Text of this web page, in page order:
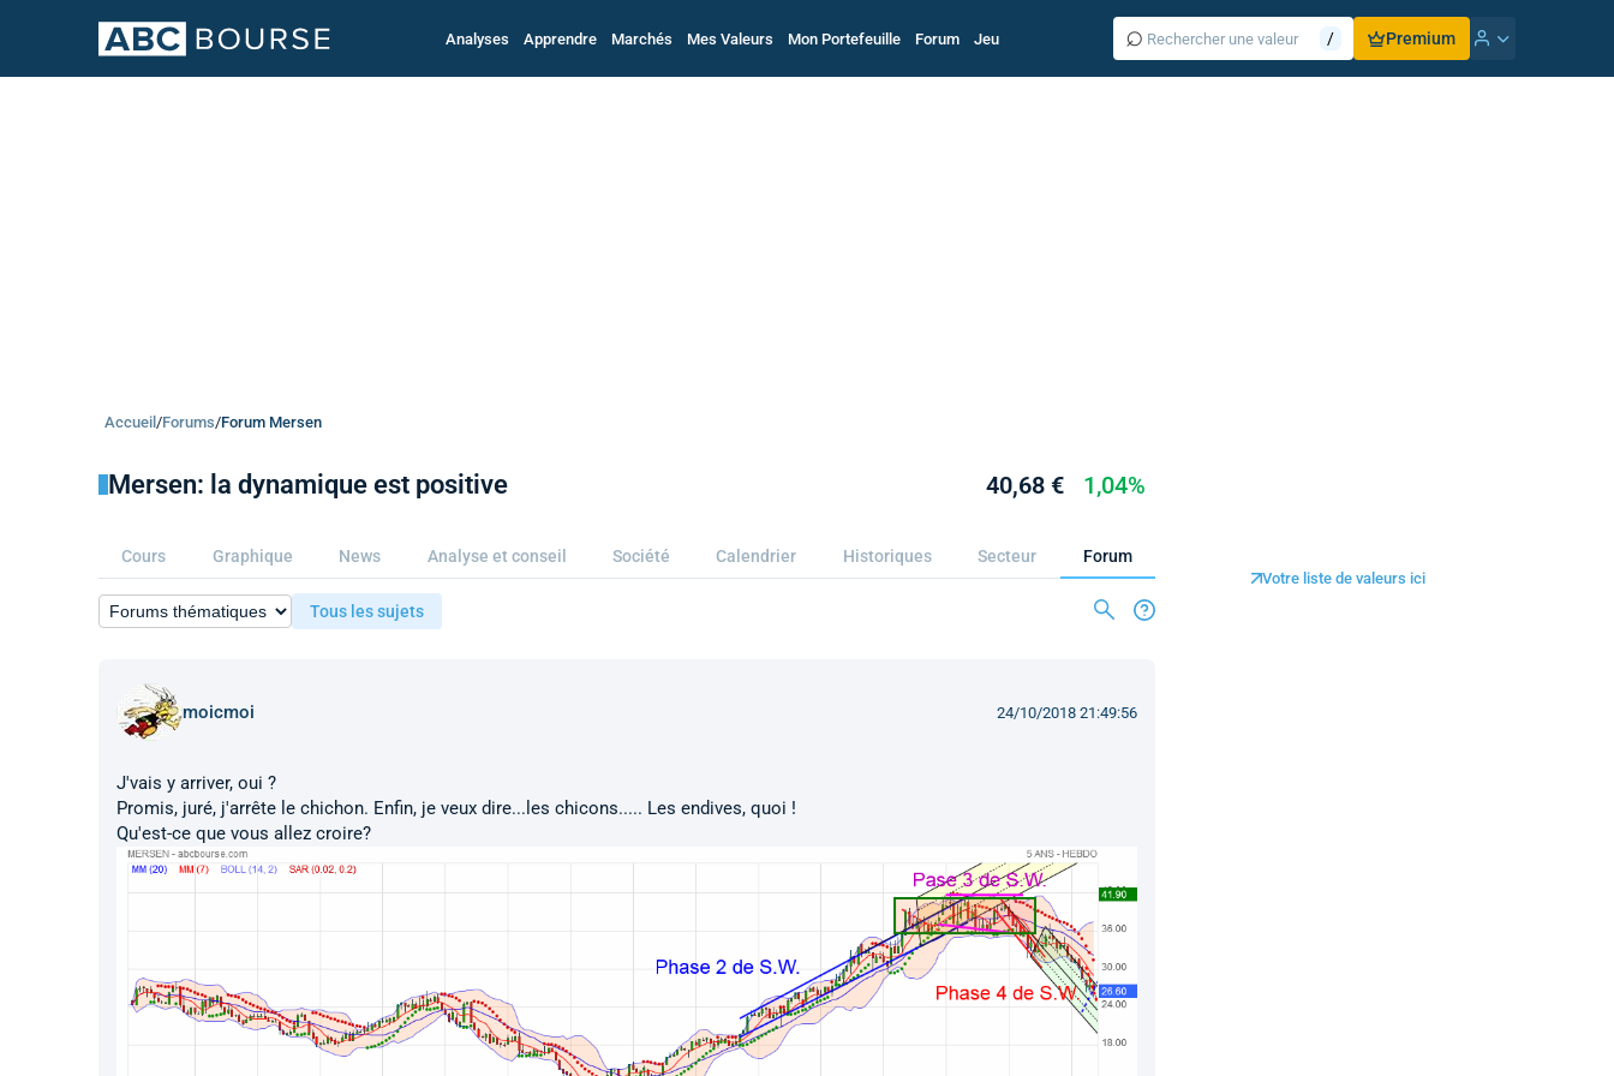
Analyses Apprendre Marchés Mes Valeurs Mon Portefeuille Forum Jeu ⌕ / Premium
Accueil /Forums/Forum Mersen
Mersen: la dynamique est positive 40,68 € 1,04%
Cours Graphique News Analyse et conseil Société Calendrier Historiques Secteur Forum
Tous les sujets
moicmoi 24/10/2018 21:49:56
J'vais y arriver, oui ?
Promis, juré, j'arrête le chichon. Enfin, je veux dire...les chicons..... Les endives, quoi !
Qu'est-ce que vous allez croire?
Votre liste de valeurs ici